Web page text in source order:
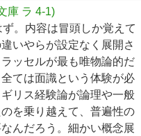
庫 ラ 4-1)
。内容は冒頭しか覚えて
いやらが設定なく展開さ
ッセルが最も唯物論的だ
ては面識という体験が必
リス経験論が論理や一般
を乗り越えて、普遍性の
んだろう。細かい概念展